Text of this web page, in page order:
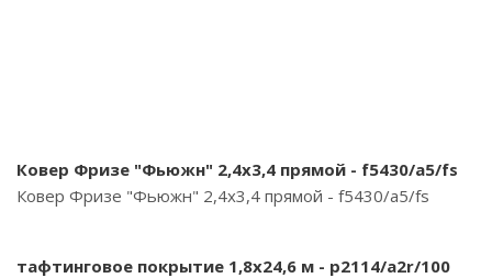
Ковер Фризе "Фьюжн" 2,4х3,4 прямой - f5430/a5/fs
Ковер Фризе "Фьюжн" 2,4х3,4 прямой - f5430/a5/fs
тафтинговое покрытие 1,8х24,6 м - p2114/a2r/100